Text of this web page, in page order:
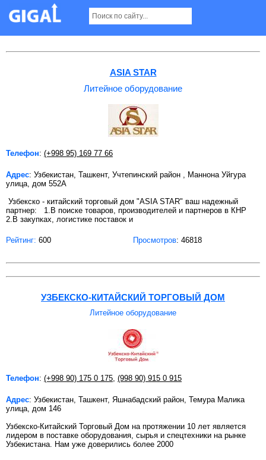
Литейное оборудование в Ташкенте
ASIA STAR
Литейное оборудование
Телефон: (+998 95) 169 77 66
Адрес: Узбекистан, Ташкент, Учтепинский район , Маннона Уйгура
улица, дом 552А
Узбекско - китайский торговый дом "ASIA STAR" ваш надежный
партнер: 1.В поиске товаров, производителей и партнеров в КНР
2.В закупках, логистике поставок и
Рейтинг: 600 Просмотров: 46818
УЗБЕКСКО-КИТАЙСКИЙ ТОРГОВЫЙ ДОМ
Литейное оборудование
Телефон: (+998 90) 175 0 175, (998 90) 915 0 915
Адрес: Узбекистан, Ташкент, Яшнабадский район, Темура Малика
улица, дом 146
Узбекско-Китайский Торговый Дом на протяжении 10 лет является
лидером в поставке оборудования, сырья и спецтехники на рынке
Узбекистана. Нам уже доверились более 2000